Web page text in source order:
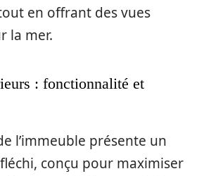
en offrant des vues
la mer.
: fonctionnalité et
l’immeuble présente un
conçu pour maximiser